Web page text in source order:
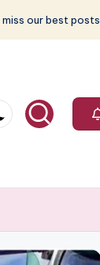
our best posts.